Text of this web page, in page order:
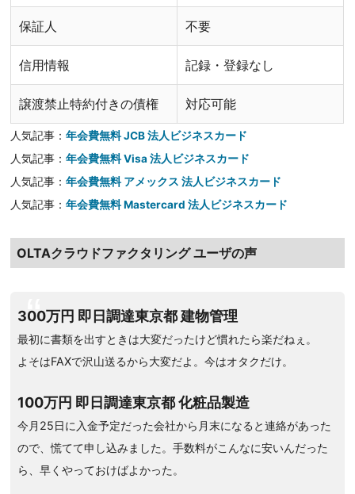
保証人 不要
信用情報 記録・登録なし
譲渡禁止特約付きの債権 対応可能
人気記事：年会費無料 JCB 法人ビジネスカード
人気記事：年会費無料 Visa 法人ビジネスカード
人気記事：年会費無料 アメックス 法人ビジネスカード
人気記事：年会費無料 Mastercard 法人ビジネスカード
OLTAクラウドファクタリング ユーザの声
300万円 即日調達東京都 建物管理
最初に書類を出すときは大変だったけど慣れたら楽だねぇ。
よそはFAXで沢山送るから大変だよ。今はオタクだけ。
100万円 即日調達東京都 化粧品製造
今月25日に入金予定だった会社から月末になると連絡があった
ので、慌てて申し込みました。手数料がこんなに安いんだった
ら、早くやっておけばよかった。